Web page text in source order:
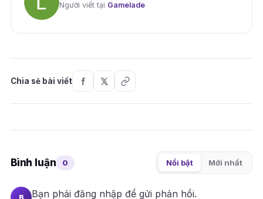
Người viết tại Gamelade
Chia sẻ bài viết
Bình luận 0 Nổi bật Mới nhất
B Bạn phải đăng nhập để gửi phản hồi.